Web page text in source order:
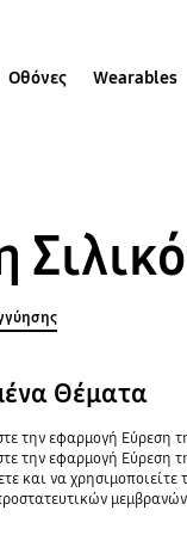
Οθόνες Wearables
Θέματα
Εύρεση της Samsung για
την εφαρμογή Εύρεση
και να χρησιμοποιείτε
μεμβρανών